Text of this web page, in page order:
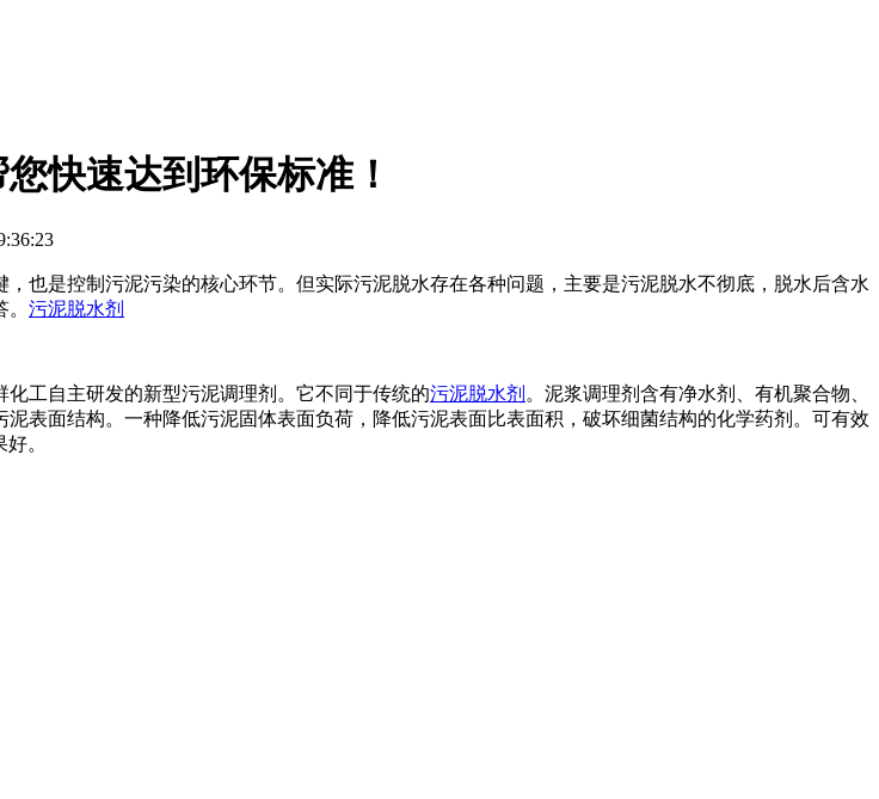
快速达到环保标准！
也是控制污泥污染的核心环节。但实际污泥脱水存在各种问题，主要是污泥脱水不彻底，脱水后含水
污泥脱水剂
工自主研发的新型污泥调理剂。它不同于传统的污泥脱水剂 。泥浆调理剂含有净水剂、有机聚合物、
表面结构。一种降低污泥固体表面负荷，降低污泥表面比表面积，破坏细菌结构的化学药剂。可有效
。